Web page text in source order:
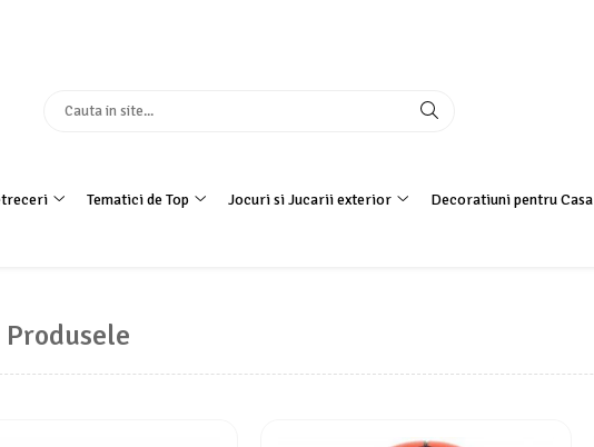
Tematici de Top Jocuri si Jucarii exterior Decoratiuni pentru Casa
Produsele